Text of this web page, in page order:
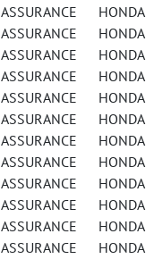
ASSURANCE
ASSURANCE
ASSURANCE
ASSURANCE
ASSURANCE
ASSURANCE
ASSURANCE
ASSURANCE
ASSURANCE
ASSURANCE
ASSURANCE
ASSURANCE HONDA